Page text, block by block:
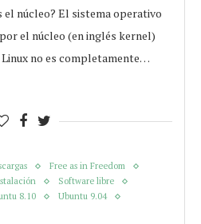
el núcleo? El sistema operativo
el núcleo (en inglés kernel)
no es completamente…
Free as in Freedom
Software libre
8.10
Ubuntu 9.04